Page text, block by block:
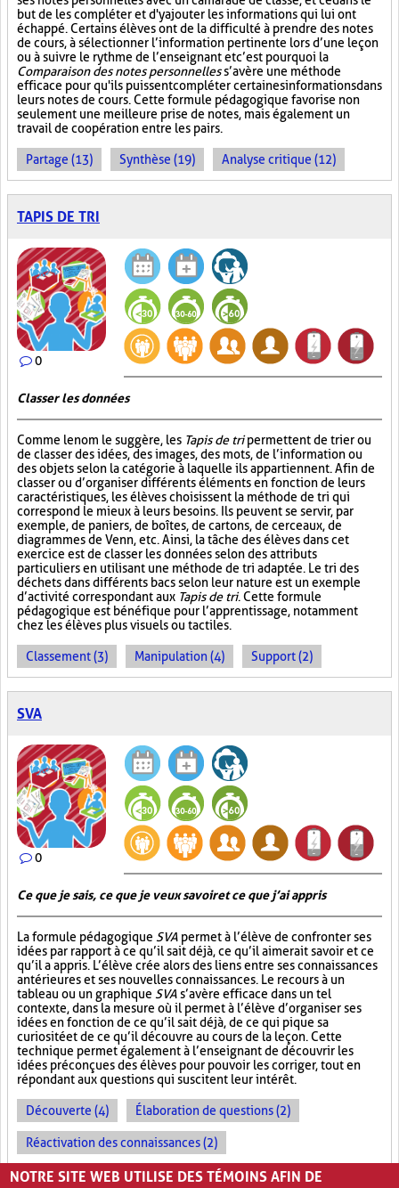
but de les compléter et d'y ajouter les informations qui lui ont
échappé. Certains élèves ont de la difficulté à prendre des notes
de cours, à sélectionner l’information pertinente lors d’une leçon
ou à suivre le rythme de l’enseignant et c’est pourquoi la
Comparaison des notes personnelless’avère une méthode
efficace pour qu'ils puissent compléter certaines informations dans
leurs notes de cours. Cette formule pédagogique favorise non
seulement une meilleure prise de notes, mais également un
travail de coopération entre les pairs.
Partage (13) Synthèse (19) Analyse critique (12)
TAPIS DE TRI
0
Classer les données
Comme le nom le suggère, les Tapis de tripermettent de trier ou
de classer des idées, des images, des mots, de l’information ou
des objets selon la catégorie à laquelle ils appartiennent. Afin de
classer ou d’organiser différents éléments en fonction de leurs
caractéristiques, les élèves choisissent la méthode de tri qui
correspond le mieux à leurs besoins. Ils peuvent se servir, par
exemple, de paniers, de boîtes, de cartons, de cerceaux, de
diagrammes de Venn, etc. Ainsi, la tâche des élèves dans cet
exercice est de classer les données selon des attributs
particuliers en utilisant une méthode de tri adaptée. Le tri des
déchets dans différents bacs selon leur nature est un exemple
d’activité correspondant aux Tapis de tri. Cette formule
pédagogique est bénéfique pour l’apprentissage, notamment
chez les élèves plus visuels ou tactiles.
Classement (3) Manipulation (4) Support (2)
SVA
0
Ce que je sais, ce que je veux savoir et ce que j’ai appris
La formule pédagogique SVA permet à l’élève de confronter ses
idées par rapport à ce qu’il sait déjà, ce qu’il aimerait savoir et ce
qu’il a appris. L’élève crée alors des liens entre ses connaissances
antérieures et ses nouvelles connaissances. Le recours à un
tableau ou un graphique SVA s’avère efficace dans un tel
contexte, dans la mesure où il permet à l’élève d’organiser ses
idées en fonction de ce qu’il sait déjà, de ce qui pique sa
curiosité et de ce qu’il découvre au cours de la leçon. Cette
technique permet également à l’enseignant de découvrir les
idées préconçues des élèves pour pouvoir les corriger, tout en
répondant aux questions qui suscitent leur intérêt.
Découverte (4) Élaboration de questions (2)
Réactivation des connaissances (2)
Évolution des apprentissages (2)
NOTRE SITE WEB UTILISE DES TÉMOINS AFIN DE